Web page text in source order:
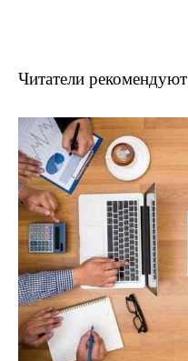
Читатели рекомендуют